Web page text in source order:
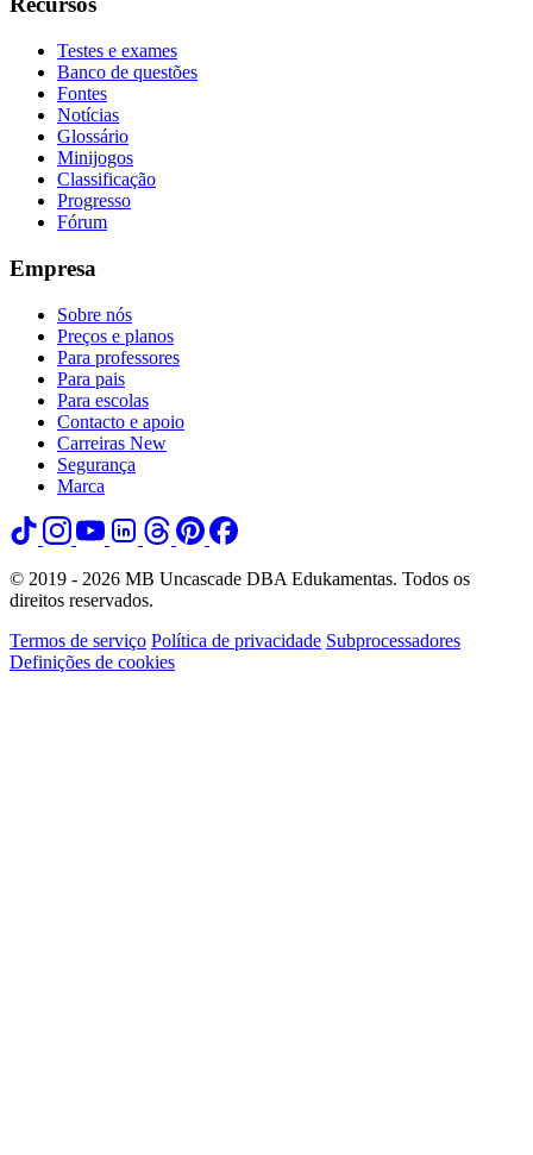
Testes e exames
Banco de questões
Fontes
Notícias
Glossário
Minijogos
Classificação
Progresso
Fórum
Empresa
Sobre nós
Preços e planos
Para professores
Para pais
Para escolas
Contacto e apoio
Carreiras New
Segurança
Marca
© 2019 - 2026 MB Uncascade DBA Edukamentas. Todos os
direitos reservados.
Termos de serviço Política de privacidade Subprocessadores
Definições de cookies